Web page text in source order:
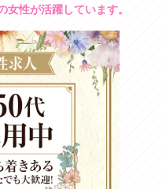
性が活躍しています。